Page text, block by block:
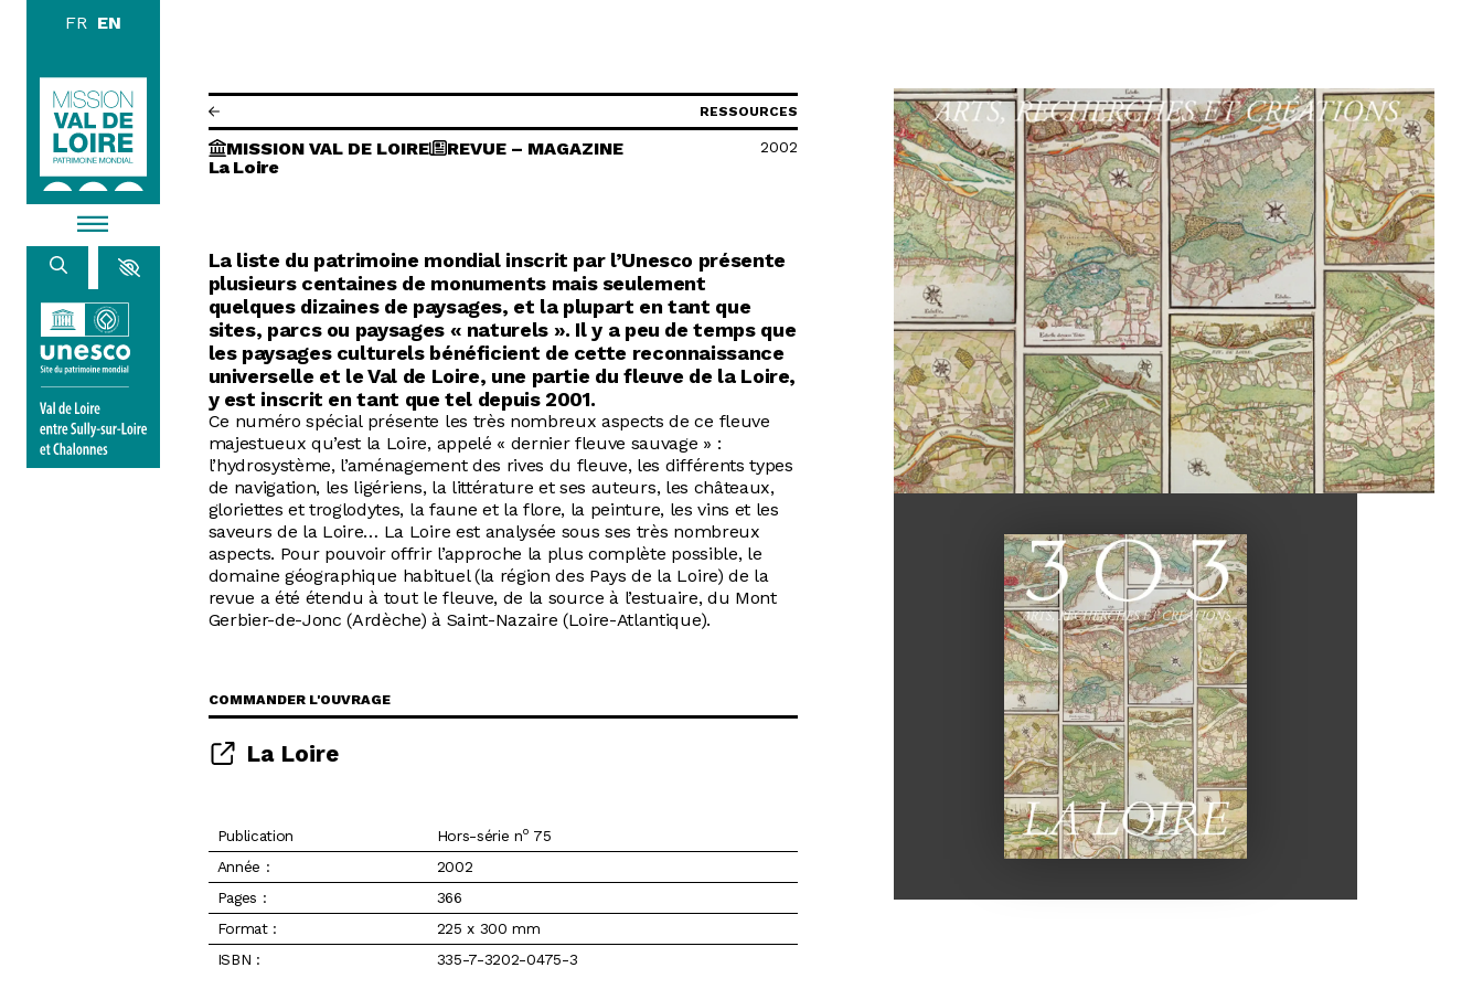
RESSOURCES
MISSION VAL DE LOIRE REVUE – MAGAZINE 2002
La Loire
La liste du patrimoine mondial inscrit par l’Unesco présente
plusieurs centaines de monuments mais seulement
quelques dizaines de paysages, et la plupart en tant que
sites, parcs ou paysages « naturels ». Il y a peu de temps que
les paysages culturels bénéficient de cette reconnaissance
universelle et le Val de Loire, une partie du fleuve de la Loire,
y est inscrit en tant que tel depuis 2001.
Ce numéro spécial présente les très nombreux aspects de ce fleuve
majestueux qu’est la Loire, appelé « dernier fleuve sauvage » :
l’hydrosystème, l’aménagement des rives du fleuve, les différents types
de navigation, les ligériens, la littérature et ses auteurs, les châteaux,
gloriettes et troglodytes, la faune et la flore, la peinture, les vins et les
saveurs de la Loire… La Loire est analysée sous ses très nombreux
aspects. Pour pouvoir offrir l’approche la plus complète possible, le
domaine géographique habituel (la région des Pays de la Loire) de la
revue a été étendu à tout le fleuve, de la source à l’estuaire, du Mont
Gerbier-de-Jonc (Ardèche) à Saint-Nazaire (Loire-Atlantique).
COMMANDER L'OUVRAGE
La Loire
Publication Hors-série no 75
Année :
2002
Pages :
366
Format :
225 x 300 mm
ISBN :
335-7-3202-0475-3
DISCOVER
EXPLORE
BROWSE
LIVING
AGENDA
ACTUALITÉS
RESOURCES
IMAGE LIBRARY
MISSION VAL DE LOIRE
G
La Garzette
Le journal le plus lu les pieds dans
l'eau. Abonnez-vous !
N
La Newsletter
Les dernières nouvelles du Val de
Loire patrimoine mondial délivrées
directement dans votre boîte mail.